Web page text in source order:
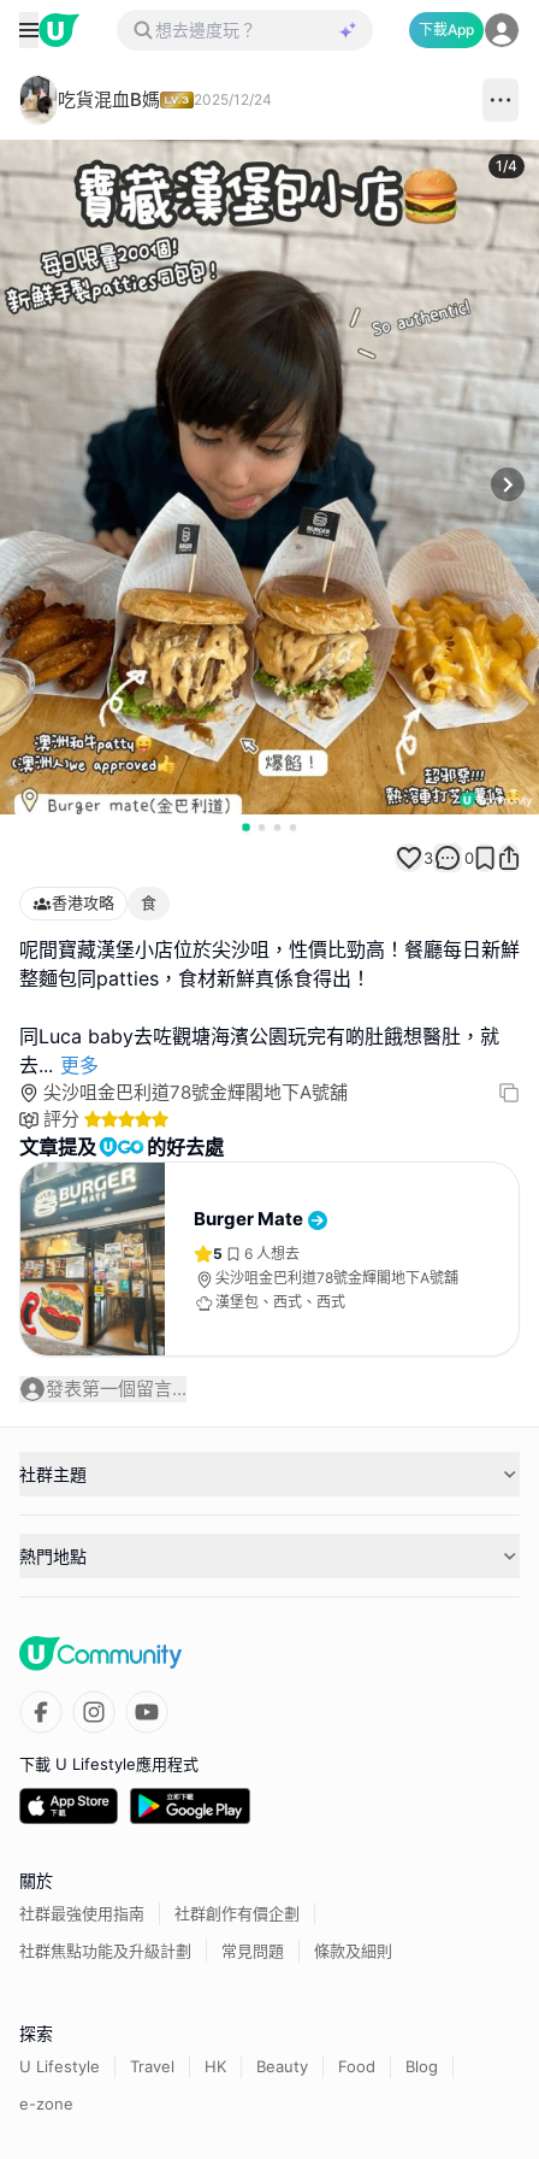
下載App
吃貨混血B媽 2025/12/24
1/4
3 0
香港攻略 食
呢間寶藏漢堡小店位於尖沙咀，性價比勁高！餐廳每日新鮮
整麵包同patties，食材新鮮真係食得出！
同Luca baby去咗觀塘海濱公園玩完有啲肚餓想醫肚，就
去... 更多
尖沙咀金巴利道78號金輝閣地下A號舖
評分
文章提及 的好去處
Burger Mate
5 6 人想去
尖沙咀金巴利道78號金輝閣地下A號舖
漢堡包、西式、西式
發表第一個留言...
社群主題
熱門地點
下載 U Lifestyle應用程式
關於
社群最強使用指南
社群創作有價企劃
社群焦點功能及升級計劃
常見問題 條款及細則
探索
U Lifestyle Travel HK Beauty Food
Blog
e-zone